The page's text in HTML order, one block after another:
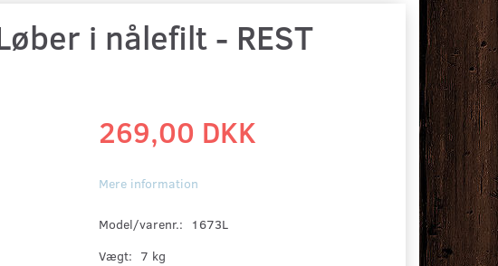
i nålefilt - REST
269,00 DKK
Mere information
Model/varenr.:
1673L
Vægt: 7 kg